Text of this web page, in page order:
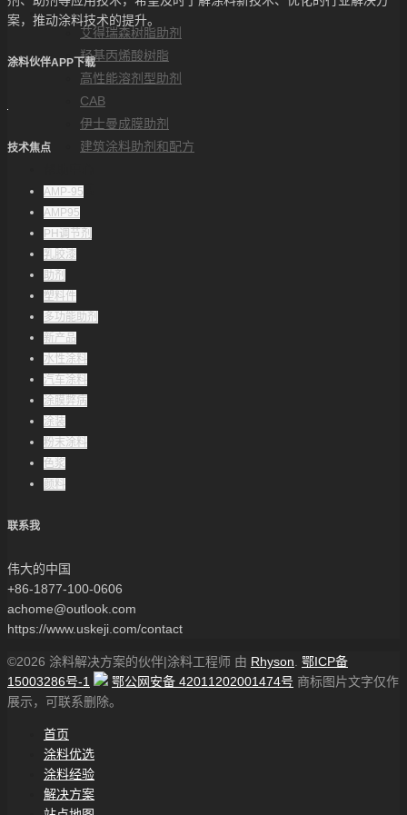
解决方案
艾得瑞森树脂助剂
羟基丙烯酸树脂
高性能溶剂型助剂
CAB
伊士曼成膜助剂
建筑涂料助剂和配方
联系方式
案，推动涂料技术的提升。
涂料伙伴APP下载
技术焦点
AMP-95
AMP95
PH调节剂
乳胶漆
助剂
塑料件
多功能助剂
新产品
水性涂料
汽车涂料
涂膜弊病
涂装
粉末涂料
色浆
颜料
联系我
伟大的中国
+86-1877-100-0606
achome@outlook.com
https://www.uskeji.com/contact
©2026 涂料解决方案的伙伴|涂料工程师 由 Rhyson. 鄂ICP备
15003286号-1
鄂公网安备 42011202001474号 商标图片文字仅作
展示，可联系删除。
首页
涂料优选
涂料经验
解决方案